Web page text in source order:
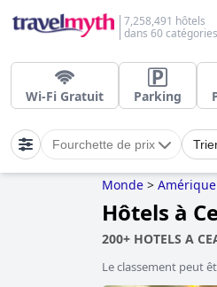
7,258,491 hôtels
dans 60 catégories
Wi-Fi Gratuit Parking
Fourchette de prix
Monde >
Hôtels à
200+ HOTELS A
Le classement peut